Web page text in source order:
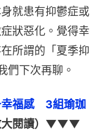
就患有抑鬱症或
狀惡化。覺得幸
所謂的「夏季抑
們下次再聊。
福感　3組瑜珈
大閱讀）▼▼▼